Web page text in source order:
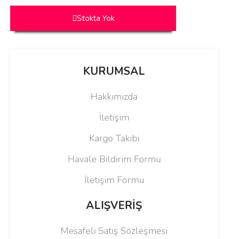
Stokta Yok
KURUMSAL
Hakkımızda
İletişim
Kargo Takibi
Havale Bildirim Formu
İletişim Formu
ALIŞVERİŞ
Mesafeli Satış Sözleşmesi